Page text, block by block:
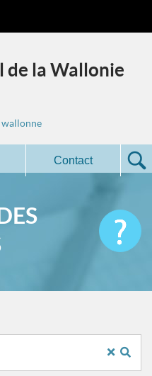
de la Wallonie
wallonne
Contact